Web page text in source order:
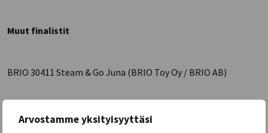
Arvostamme yksityisyyttäsi
Muut finalistit
BRIO 30411 Steam & Go Juna (BRIO Toy Oy / BRIO AB)
Taikasoitin DJ Mix Baby Einstein (Tevella Oy)